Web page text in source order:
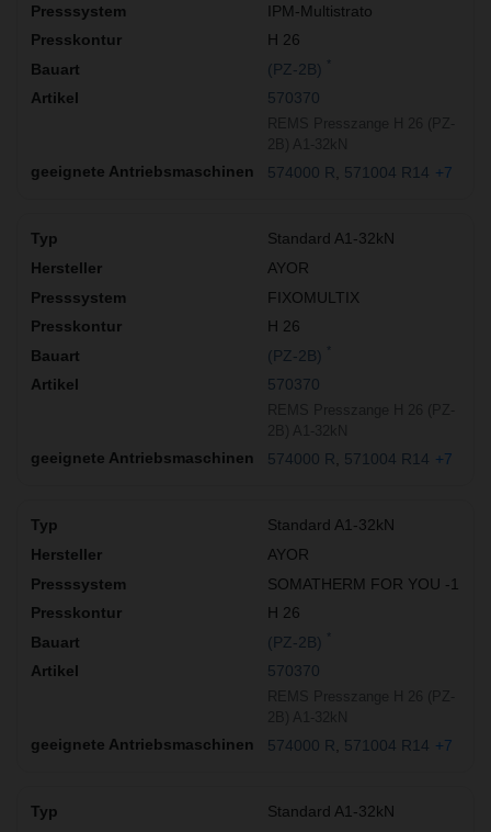
IPM-Multistrato
H 26
(PZ-2B)
570370
574000 R 571004 R14 +7
Standard A1-32kN
AYOR
FIXOMULTIX
H 26
(PZ-2B)
570370
574000 R 571004 R14 +7
Standard A1-32kN
AYOR
SOMATHERM FOR YOU -1
H 26
(PZ-2B)
570370
574000 R 571004 R14 +7
Standard A1-32kN